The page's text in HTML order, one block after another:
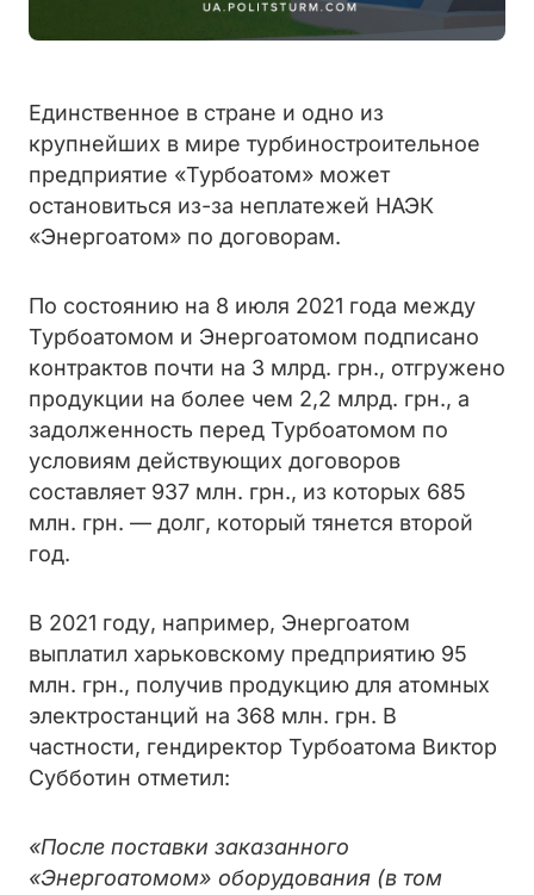
Единственное в стране и одно из
крупнейших в мире турбиностроительное
предприятие «Турбоатом» может
остановиться из-за неплатежей НАЭК
«Энергоатом» по договорам.
По состоянию на 8 июля 2021 года между
Турбоатомом и Энергоатомом подписано
контрактов почти на 3 млрд. грн., отгружено
продукции на более чем 2,2 млрд. грн., а
задолженность перед Турбоатомом по
условиям действующих договоров
составляет 937 млн. грн., из которых 685
млн. грн. — долг, который тянется второй
год.
В 2021 году, например, Энергоатом
выплатил харьковскому предприятию 95
млн. грн., получив продукцию для атомных
электростанций на 368 млн. грн. В
частности, гендиректор Турбоатома Виктор
Субботин отметил:
«После поставки заказанного
«Энергоатомом» оборудования (в том